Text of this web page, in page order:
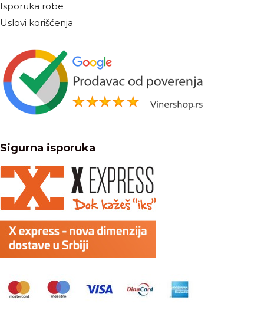
Isporuka robe
Uslovi korišćenja
Sigurna isporuka